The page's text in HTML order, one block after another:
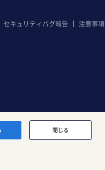
セキュリティバグ報告
注意事項
閉じる